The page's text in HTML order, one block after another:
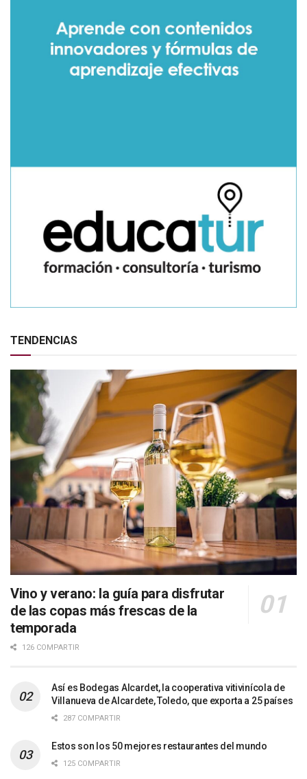
TENDENCIAS
Vino y verano: la guía para disfrutar
de las copas más frescas de la
temporada
126 COMPARTIR
Así es Bodegas Alcardet, la cooperativa vitivinícola de
Villanueva de Alcardete, Toledo, que exporta a 25 países
287 COMPARTIR
Estos son los 50 mejores restaurantes del mundo
125 COMPARTIR